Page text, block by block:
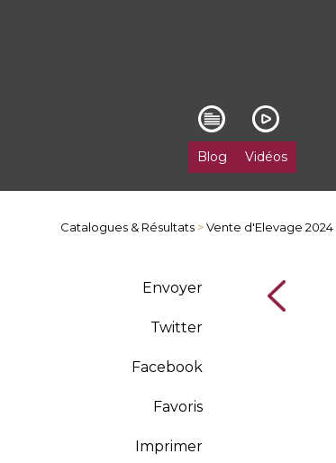
Blog Vidéos
Catalogues & Résultats >Vente d'Elevage 2024
Envoyer
Twitter
Facebook
Favoris
Imprimer